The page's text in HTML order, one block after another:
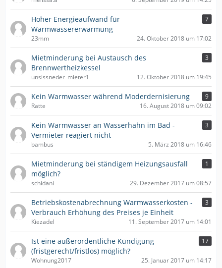
Hoher Energieaufwand für
Warmwassererwärmung
7
23mm 24. Oktober 2018 um 17:02
Mietminderung bei Austausch des
Brennwertheizkessel
3
unsissneder_mieter1 12. Oktober 2018 um 19:45
Kein Warmwasser während Moderdernisierung
9
Ratte
16. August 2018 um 09:02
Kein Warmwasser an Wasserhahn im Bad -
Vermieter reagiert nicht
3
bambus 5. März 2018 um 16:46
Mietminderung bei ständigem Heizungsausfall
möglich?
1
schidani 29. Dezember 2017 um 08:57
Betriebskostenabrechnung Warmwasserkosten -
Verbrauch Erhöhung des Preises je Einheit
3
Kiezadel 11. September 2017 um 14:01
Ist eine außerordentliche Kündigung
(fristgerecht/fristlos) möglich?
17
Wohnung2017 25. Januar 2017 um 14:17